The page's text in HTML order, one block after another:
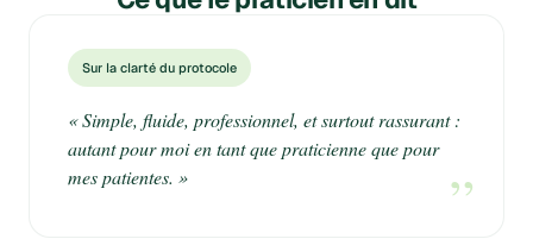
Sur la clarté du protocole
« Simple, fluide, professionnel, et surtout rassurant :
autant pour moi en tant que praticienne que pour
mes patientes. »
”